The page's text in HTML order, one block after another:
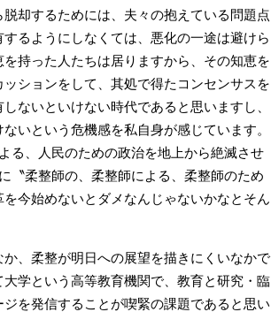
却するためには、夫々の抱えている問題点
るようにしなくては、悪化の一途は避けら
持った人たちは居りますから、その知恵を
ションをして、其処で得たコンセンサスを
ないといけない時代であると思いますし、
いという危機感を私自身が感じています。
る、人民のための政治を地上から絶滅させ
〝柔整師の、柔整師による、柔整師のため
今始めないとダメなんじゃないかなとそん
、柔整が明日への展望を描きにくいなかで
学という高等教育機関で、教育と研究・臨
を発信することが喫緊の課題であると思い